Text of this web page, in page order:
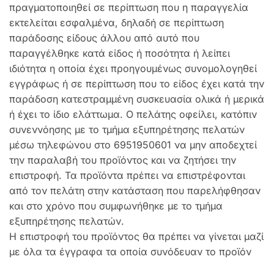
πραγματοποιηθεί σε περίπτωση που η παραγγελία
εκτελείται εσφαλμένα, δηλαδή σε περίπτωση
παράδοσης είδους άλλου από αυτό που
παραγγέλθηκε κατά είδος ή ποσότητα ή λείπει
ιδιότητα η οποία έχει προηγουμένως συνομολογηθεί
εγγράφως ή σε περίπτωση που το είδος έχει κατά την
παράδοση κατεστραμμένη συσκευασία ολικά ή μερικά
ή έχει το ίδιο ελάττωμα. Ο πελάτης οφείλει, κατόπιν
συνεννόησης με το τμήμα εξυπηρέτησης πελατών
μέσω τηλεφώνου στο 6951950601 να μην αποδεχτεί
την παραλαβή του προϊόντος και να ζητήσει την
επιστροφή. Τα προϊόντα πρέπει να επιστρέφονται
από τον πελάτη στην κατάσταση που παρελήφθησαν
και στο χρόνο που συμφωνήθηκε με το τμήμα
εξυπηρέτησης πελατών.
H επιστροφή του προϊόντος θα πρέπει να γίνεται μαζί
με όλα τα έγγραφα τα οποία συνόδευαν το προϊόν